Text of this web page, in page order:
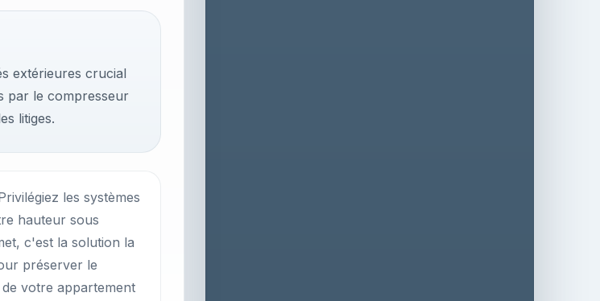
extérieures crucial
par le compresseur
litiges.
les systèmes
hauteur sous
c'est la solution la
préserver le
votre appartement